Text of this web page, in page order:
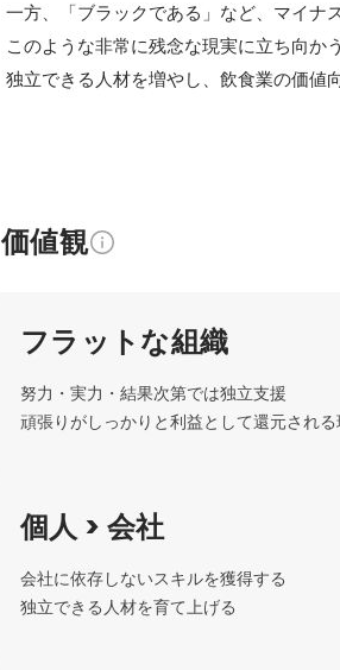
一方、「ブラックである」など、マイナ
このような非常に残念な現実に立ち向か
価値観
フラットな組織
努力・実力・結果次第では独立支援
頑張りがしっかりと利益として還元され
個人 > 会社
会社に依存しないスキルを獲得する
独立できる人材を育て上げる